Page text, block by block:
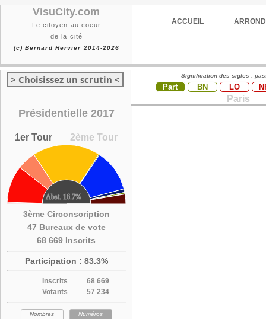
VisuCity.com
Le citoyen au coeur
de la cité
(c) Bernard Hervier 2014-2026
ACCUEIL
> Choisissez un scrutin <
Présidentielle 2017
1er Tour 2ème Tour
3ème Circonscription
47 Bureaux de vote
68 669 Inscrits
Participation : 83.3%
Inscrits
68 669
Votants
57 234
Nombres
Numéros
Signification des sigles :
Part BN LO
Paris